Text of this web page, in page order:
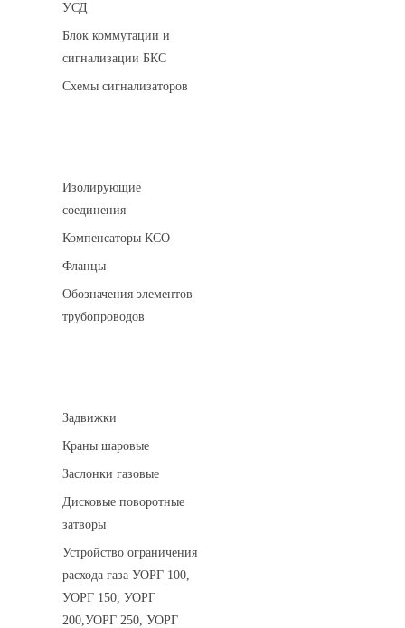
УСД
Блок коммутации и
сигнализации БКС
Схемы сигнализаторов
Изолирующие
соединения
Компенсаторы КСО
Фланцы
Обозначения элементов
трубопроводов
Задвижки
Краны шаровые
Заслонки газовые
Дисковые поворотные
затворы
Устройство ограничения
расхода газа УОРГ 100,
УОРГ 150, УОРГ
200,УОРГ 250, УОРГ